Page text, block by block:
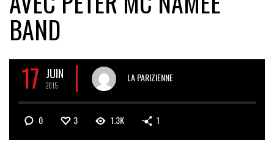
BAND
17 JUIN
2015
LA PARIZIENNE
0 3 1.3K 1